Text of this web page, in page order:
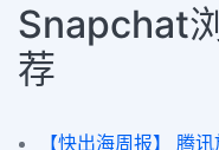
Snapchat
荐
【快出海周报】 腾